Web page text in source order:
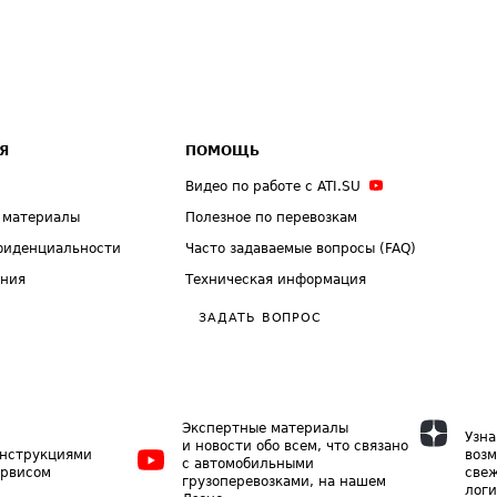
ПОМОЩЬ
Видео по работе с ATI.SU
Полезное по перевозкам
Часто задаваемые вопросы (FAQ)
Техническая информация
ЗАДАТЬ ВОПРОС
Экспертные материалы
и новости обо всем, что связано
с автомобильными
грузоперевозками, на нашем